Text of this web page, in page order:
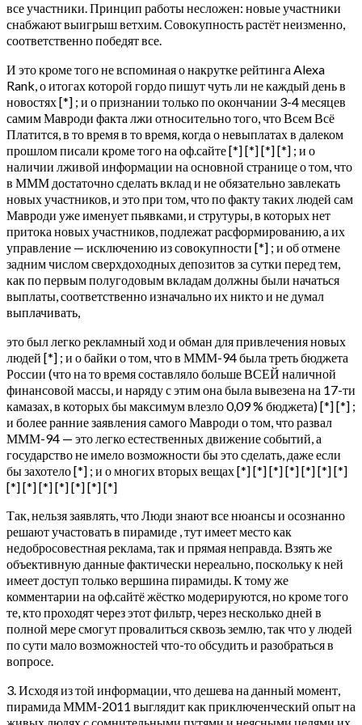
все участники. Принцип работы несложен: новые участники
снабжают выигрыш ветхим. Совокупность растёт неизменно,
соответственно победят все.
И это кроме того не вспоминая о накрутке рейтинга Alexa
Rank, о итогах которой гордо пишут чуть ли не каждый день в
новостях [*] ; и о признании только по окончании 3-4 месяцев
самим Мавроди факта лжи относительно того, что Всем Всё
Платится, в то время в то время, когда о невыплатах в далеком
прошлом писали кроме того на оф.сайте [*] [*] [*] [*] ; и о
наличии лживой информации на основной странице о том, что
в МММ достаточно сделать вклад и не обязательно завлекать
новых участников, и это при том, что по факту таких людей сам
Мавроди уже именует пьявками, и струтуры, в которых нет
притока новых участников, подлежат расформированию, а их
управление — исключению из совокупности [*] ; и об отмене
задним числом сверхдоходных депозитов за сутки перед тем,
как по первым полугодовым вкладам должны были начаться
выплаты, соответственно изначально их никто и не думал
выплачивать,
это был легко рекламный ход и обман для привлечения новых
людей [*] ; и о байки о том, что в МММ-94 была треть бюджета
России (что на то время составляло больше ВСЕЙ наличной
финансовой массы, и наряду с этим она была вывезена на 17-ти
камазах, в которых бы максимум влезло 0,09 % бюджета) [*] [*] ;
и более ранние заявления самого Мавроди о том, что развал
МММ-94 — это легко естественных движение событий, а
государство не имело возможности бы это сделать, даже если
бы захотело [*] ; и о многих вторых вещах [*] [*] [*] [*] [*] [*] [*]
[*] [*] [*] [*] [*] [*] [*]
Так, нельзя заявлять, что Люди знают все нюансы и осознанно
решают участовать в пирамиде , тут имеет место как
недобросовестная реклама, так и прямая неправда. Взять же
объективную данные фактически нереально, поскольку к ней
имеет доступ только вершина пирамиды. К тому же
комментарии на оф.сайтё жёстко модерируются, но кроме того
те, кто проходят через этот фильтр, через несколько дней в
полной мере смогут провалиться сквозь землю, так что у людей
по сути мало возможностей что-то обсудить и разобраться в
вопросе.
3. Исходя из той информации, что дешева на данный момент,
пирамида МММ-2011 выглядит как приключенческий опыт на